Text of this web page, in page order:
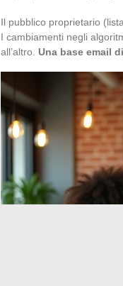
Il pubblico proprietario
I cambiamenti negli
all’altro. Una base email